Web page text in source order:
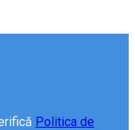
Politica de